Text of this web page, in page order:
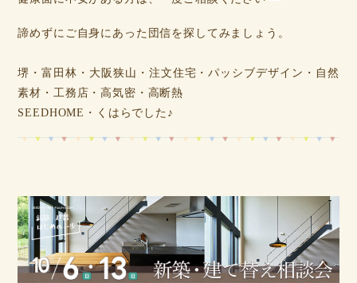
諦めずにご自身にあった団信を探してみましょう。
堺・富田林・大阪狭山・注文住宅・パッシブデザイン・自然
素材・工務店・高気密・高断熱
SEEDHOME・くはらでした♪